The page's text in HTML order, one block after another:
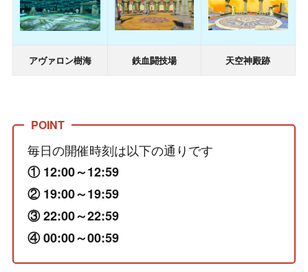
アヴァロン樹海 鉄血闘技場 天空神殿跡
毎日の開催時刻は以下の通りです
① 12:00～12:59
② 19:00～19:59
③ 22:00～22:59
④ 00:00～00:59